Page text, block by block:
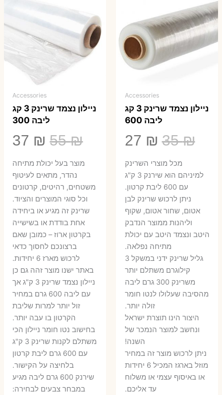
Accessories
ניילון נצמד שרינק 3 קג
ליבה 600
35₪
המחיר
המקורי
היה:
35 ₪.
27 ₪
הנוכחי
הוא:
מכל מוצרי השרינק
למיניהם הוא שירנק 3 ק"ג
עם 600 ליבת קרטון.
ניתן לרכוש שרינק לבן
אטום, שחור אטום, שקוף
וליהנות ממוצר הנדבק
היטב ונצמד היטב עם יכולת
מתיחה נפלאה.
גליל שרינק ידני במשקל 3
קילוגרם משתלם יותר
משרינק 300 גרם ליבה
מהסיבה שעלולו לנטו חומר
זולה יותר.
היצור הינו תוצרת ישראל
ונחשב למוצר הנמכר של
השנה!
ניתן לרכוש מוצר זה במחיר
מוזל בארגז המכיל 6 יחידות
או באיסוף עצמי או משלוח
עד אליכם.
Accessories
ניילון נצמד שרינק 3 קג
ליבה 300
55₪
המחיר
המקורי
היה:
55 ₪.
37 ₪
₪.
מוצר בעל יכולת מתיחה
נהדר, מתאים לעיטוף
משטחים, רהיטים, קרטונים
וכל סוגי המוצרים והציוד.
שרינק זה מגיע או ביחידה
אחת בודדת או בשישייה
בקרטון ארוז – כמובן שאם
ברצונכם לחסוך כדאי
לרכוש מארז 6 יחידות.
באתר ישנו מוצר זהה גם כן
ניילון נצמד שרינק 3 ק"ג אך
עם ליבה 600 גרם במחיר
זול יותר למרות שליבת
הקרטון בו עבה יותר.
בחישוב נטו חומר ניילון הכי
משתלם לקנות שרינק 3 ק"ג
עם 600 גרם ליבת קרטון
בלחיצה על הקישור.
שירנק 600 גרם ליבה מגיע
במבחר צבעים לבחירה: